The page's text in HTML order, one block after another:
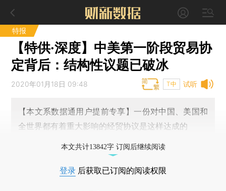
特报
【特供·深度】中美第一阶段贸易协
定背后：结构性议题已破冰
试听
2020年01月18日 09:48 T中
【本文系数据通用户提前专享】一份对中国、美国和
全世界都有着重大影响的经贸协议是这样达成的
本文共计13842字 订阅后继续阅读
登录 后获取已订阅的阅读权限